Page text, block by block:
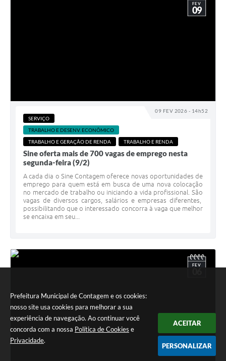
Prefeitura Municipal de Contagem e os cookies:
nosso site usa cookies para melhorar a sua
experiência de navegação. Ao continuar você
concorda com a nossa Política de Cookies e
Privacidade.
ACEITAR
PERSONALIZAR
09 FEV 2026 - 14h52
FEV
09
SERVIÇO
TRABALHO E DESENV. ECONÔMICO
TRABALHO E GERAÇÃO DE RENDA
TRABALHO E RENDA
Sine oferta mais de 700 vagas de emprego nesta
segunda-feira (9/2)
A cada dia o Sine Contagem oferece novas oportunidades de
emprego para quem está em busca de uma nova colocação
no mercado de trabalho ou iniciando a vida profissional. São
vagas de diversos cargos, salários e empresas diferentes,
possibilitando que o interessado concorra à vaga que melhor
se encaixa em seu...
FEV